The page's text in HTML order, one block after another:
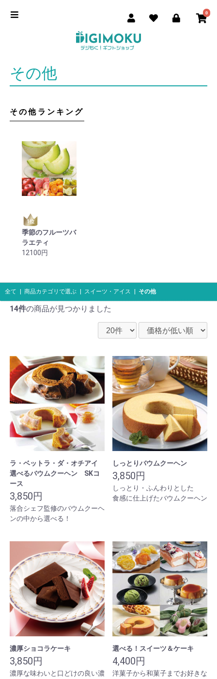
0
その他
その他ランキング
1位
季節のフルーツバ
ラエティ
12100円
全て 商品カテゴリで選ぶ スイーツ・アイス その他
14件の商品が見つかりました
ラ・ベットラ・ダ・オチアイ
選べるバウムクーヘン SKコ
ース
3,850円
落合シェフ監修のバウムクーヘ
ンの中から選べる！
しっとりバウムクーヘン
3,850円
しっとり・ふんわりとした
食感に仕上げたバウムクーヘン
濃厚ショコラケーキ
3,850円
濃厚な味わいと口どけの良い濃
選べる！スイーツ＆ケーキ
4,400円
洋菓子から和菓子までお好きな